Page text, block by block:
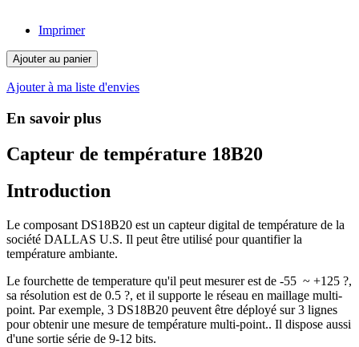
Imprimer
Ajouter au panier
Ajouter à ma liste d'envies
En savoir plus
Capteur de température 18B20
Introduction
Le composant DS18B20 est un capteur digital de température de la
société DALLAS U.S. Il peut être utilisé pour quantifier la
température ambiante.
Le fourchette de temperature qu'il peut mesurer est de -55 ~ +125 ?,
sa résolution est de 0.5 ?, et il supporte le réseau en maillage multi-
point. Par exemple, 3 DS18B20 peuvent être déployé sur 3 lignes
pour obtenir une mesure de température multi-point.. Il dispose aussi
d'une sortie série de 9-12 bits.